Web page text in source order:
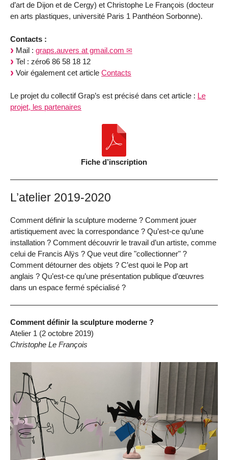
d’art de Dijon et de Cergy) et Christophe Le François (docteur
en arts plastiques, université Paris 1 Panthéon Sorbonne).
Contacts :
Mail : graps.auvers at gmail.com
Tel : zéro6 86 58 18 12
Voir également cet article Contacts
Le projet du collectif Grap’s est précisé dans cet article : Le
projet, les partenaires
Fiche d’inscription
L’atelier 2019-2020
Comment définir la sculpture moderne ? Comment jouer
artistiquement avec la correspondance ? Qu’est-ce qu’une
installation ? Comment découvrir le travail d’un artiste, comme
celui de Francis Alÿs ? Que veut dire "collectionner" ?
Comment détourner des objets ? C’est quoi le Pop art
anglais ? Qu’est-ce qu’une présentation publique d’œuvres
dans un espace fermé spécialisé ?
Comment définir la sculpture moderne ?
Atelier 1 (2 octobre 2019)
Christophe Le François